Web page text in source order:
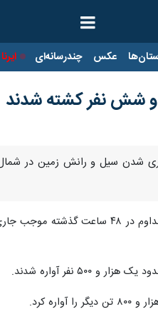
عکس چندرسانه‌ای ایرنا TV
و شش نفر کشته شدند
به گزارش ایرنا به نقل از رویترز، دولت